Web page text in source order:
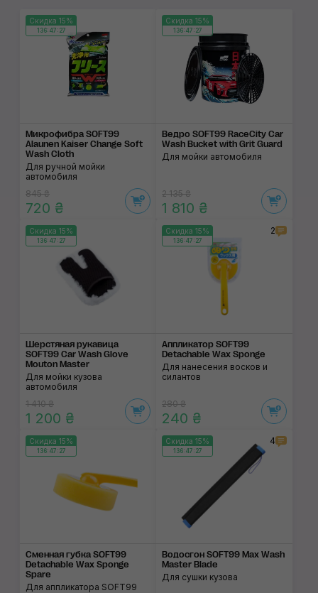
Скидка 15%
136:47:26
Микрофибра SOFT99
Alaunen Kaiser Change Soft
Wash Cloth
Для ручной мойки
автомобиля
845 ₴
720 ₴
Скидка 15%
136:47:26
Ведро SOFT99 RaceCity Car
Wash Bucket with Grit Guard
Для мойки автомобиля
2 135 ₴
1 810 ₴
Скидка 15%
136:47:26
Шерстяная рукавица
SOFT99 Car Wash Glove
Mouton Master
Для мойки кузова
автомобиля
1 410 ₴
1 200 ₴
Скидка 15%
136:47:26
2
Аппликатор SOFT99
Detachable Wax Sponge
Для нанесения восков и
силантов
280 ₴
240 ₴
Скидка 15%
136:47:26
Сменная губка SOFT99
Detachable Wax Sponge
Spare
Для аппликатора SOFT99
Скидка 15%
136:47:26
4
Водосгон SOFT99 Max Wash
Master Blade
Для сушки кузова